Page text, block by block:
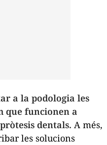
a la podologia les
que funcionen a
dentals. A més,
les solucions